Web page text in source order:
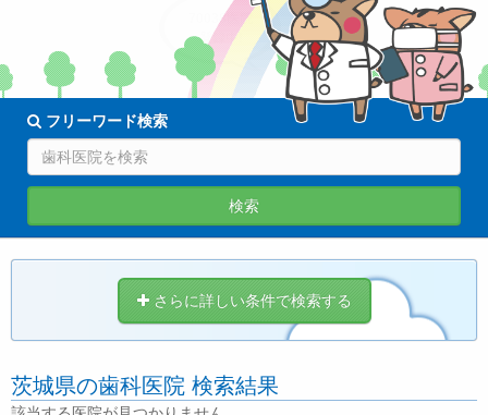
70038医院
登録中!
フリーワード検索
検索
さらに詳しい条件で検索する
茨城県の歯科医院 検索結果